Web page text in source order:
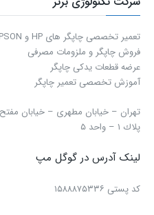
تعمیر تخصصی چاپگر های HP و EPSON
فروش چاپگر و ملزومات مصرفی
عرضه قطعات یدکی چاپگر
آموزش تخصصی تعمیر چاپگر
تهران – خیابان مطهری – خیابان
پلاك ۱ – واحد ۵
لینک آدرس در گوگل مپ
كد پستی ۱۵۸۸۸۷۵۳۳۶